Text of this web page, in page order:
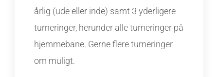
årlig (ude eller inde) samt 3 yderligere
turneringer, herunder alle turneringer på
hjemmebane. Gerne flere turneringer
om muligt.